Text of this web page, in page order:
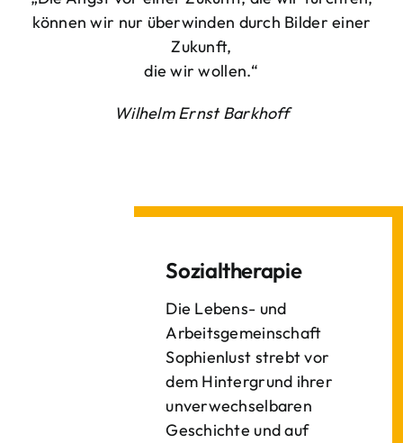
können wir nur überwinden durch Bilder einer
Zukunft,
die wir wollen.“
Wilhelm Ernst Barkhoff
Sozialtherapie
Die Lebens- und
Arbeitsgemeinschaft
Sophienlust strebt vor
dem Hintergrund ihrer
unverwechselbaren
Geschichte und auf